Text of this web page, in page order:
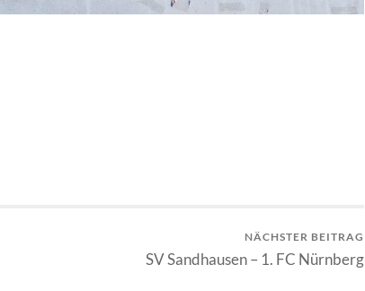
NÄCHSTER BEITRAG
SV Sandhausen – 1. FC Nürnberg